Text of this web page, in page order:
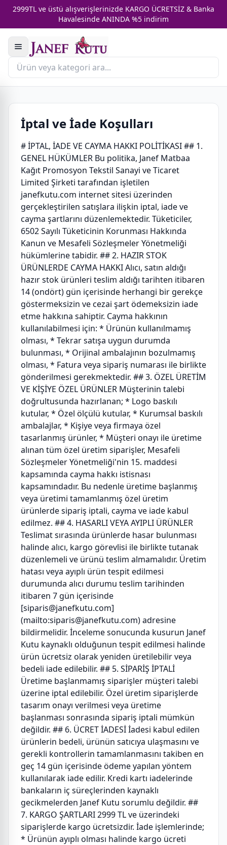
2999TL ve üstü alışverişlerinizde KARGO ÜCRETSİZ & Banka
Havalesinde ANINDA %5 indirim
İptal ve İade Koşulları
# İPTAL, İADE VE CAYMA HAKKI POLİTİKASI ## 1.
GENEL HÜKÜMLER Bu politika, Janef Matbaa
Kağıt Promosyon Tekstil Sanayi ve Ticaret
Limited Şirketi tarafından işletilen
janefkutu.com internet sitesi üzerinden
gerçekleştirilen satışlara ilişkin iptal, iade ve
cayma şartlarını düzenlemektedir. Tüketiciler,
6502 Sayılı Tüketicinin Korunması Hakkında
Kanun ve Mesafeli Sözleşmeler Yönetmeliği
hükümlerine tabidir. ## 2. HAZIR STOK
ÜRÜNLERDE CAYMA HAKKI Alıcı, satın aldığı
hazır stok ürünleri teslim aldığı tarihten itibaren
14 (ondört) gün içerisinde herhangi bir gerekçe
göstermeksizin ve cezai şart ödemeksizin iade
etme hakkına sahiptir. Cayma hakkının
kullanılabilmesi için: * Ürünün kullanılmamış
olması, * Tekrar satışa uygun durumda
bulunması, * Orijinal ambalajının bozulmamış
olması, * Fatura veya sipariş numarası ile birlikte
gönderilmesi gerekmektedir. ## 3. ÖZEL ÜRETİM
VE KİŞİYE ÖZEL ÜRÜNLER Müşterinin talebi
doğrultusunda hazırlanan; * Logo baskılı
kutular, * Özel ölçülü kutular, * Kurumsal baskılı
ambalajlar, * Kişiye veya firmaya özel
tasarlanmış ürünler, * Müşteri onayı ile üretime
alınan tüm özel üretim siparişler, Mesafeli
Sözleşmeler Yönetmeliği'nin 15. maddesi
kapsamında cayma hakkı istisnası
kapsamındadır. Bu nedenle üretime başlanmış
veya üretimi tamamlanmış özel üretim
ürünlerde sipariş iptali, cayma ve iade kabul
edilmez. ## 4. HASARLI VEYA AYIPLI ÜRÜNLER
Teslimat sırasında ürünlerde hasar bulunması
halinde alıcı, kargo görevlisi ile birlikte tutanak
düzenlemeli ve ürünü teslim almamalıdır. Üretim
hatası veya ayıplı ürün tespit edilmesi
durumunda alıcı durumu teslim tarihinden
itibaren 7 gün içerisinde
[siparis@janefkutu.com]
(mailto:siparis@janefkutu.com) adresine
bildirmelidir. İnceleme sonucunda kusurun Janef
Kutu kaynaklı olduğunun tespit edilmesi halinde
ürün ücretsiz olarak yeniden üretilebilir veya
bedeli iade edilebilir. ## 5. SİPARİŞ İPTALİ
Üretime başlanmamış siparişler müşteri talebi
üzerine iptal edilebilir. Özel üretim siparişlerde
tasarım onayı verilmesi veya üretime
başlanması sonrasında sipariş iptali mümkün
değildir. ## 6. ÜCRET İADESİ İadesi kabul edilen
ürünlerin bedeli, ürünün satıcıya ulaşmasını ve
gerekli kontrollerin tamamlanmasını takiben en
geç 14 gün içerisinde ödeme yapılan yöntem
kullanılarak iade edilir. Kredi kartı iadelerinde
bankaların iç süreçlerinden kaynaklı
gecikmelerden Janef Kutu sorumlu değildir. ##
7. KARGO ŞARTLARI 2999 TL ve üzerindeki
siparişlerde kargo ücretsizdir. İade işlemlerinde;
* Ürünün ayıplı olması halinde kargo ücreti